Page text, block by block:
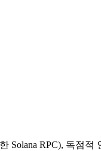
Solana RPC), 독점